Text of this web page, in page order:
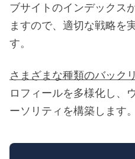
ブサイトのインデックス
ますので、適切な戦略を
す。
さまざまな種類のバック
ロフィールを多様化し、
ーソリティを構築します。